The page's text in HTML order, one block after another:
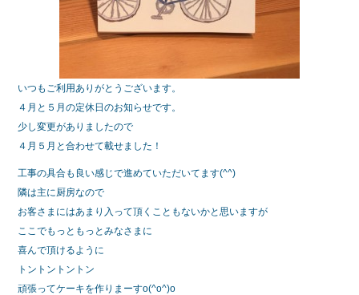
いつもご利用ありがとうございます。
４月と５月の定休日のお知らせです。
少し変更がありましたので
４月５月と合わせて載せました！
工事の具合も良い感じで進めていただいてます(^^)
隣は主に厨房なので
お客さまにはあまり入って頂くこともないかと思いますが
ここでもっともっとみなさまに
喜んで頂けるように
トントントントン
頑張ってケーキを作りまーすo(^o^)o